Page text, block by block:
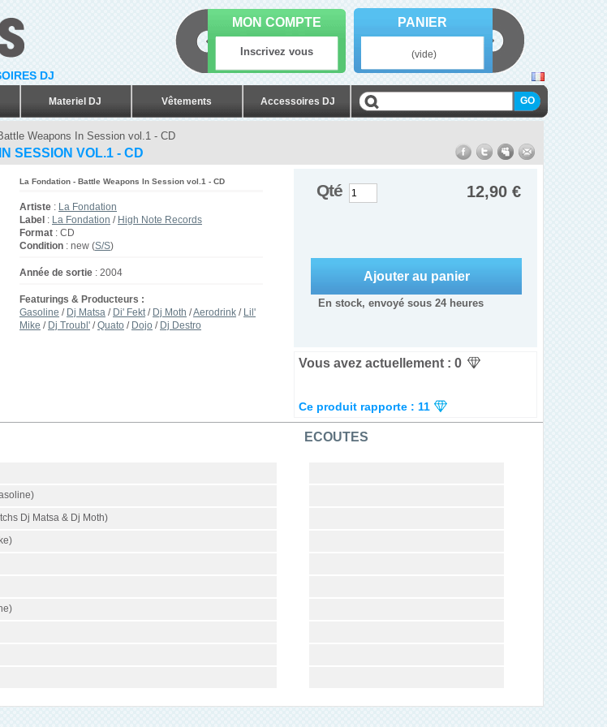
DJ
Materiel DJ Vêtements Accessoires DJ
MON COMPTE
Inscrivez vous
PANIER
(vide)
Weapons In Session vol.1 - CD
SESSION VOL.1 - CD
La Fondation - Battle Weapons In Session vol.1 - CD
Artiste : La Fondation
Label : La Fondation / High Note Records
Format : CD
Condition : new (S/S)
Année de sortie : 2004
Featurings & Producteurs :
Gasoline / Dj Matsa / Di' Fekt/ Dj Moth /Aerodrink / Lil'
Mike / Dj Troubl' /Quato / Dojo / Dj Destro
12,90 €
Qté
En stock, envoyé sous 24 heures
Vous avez actuellement : 0
Ce produit rapporte : 11
ECOUTES
Dj Matsa & Dj Moth)